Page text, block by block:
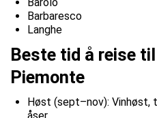
Barbaresco
Langhe
Beste tid å reise
Piemonte
Høst (sept–nov):